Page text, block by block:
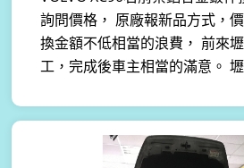
詢問價格， 原廠報新品方式，
換金額不低相當的浪費， 前來
工，完成後車主相當的滿意。